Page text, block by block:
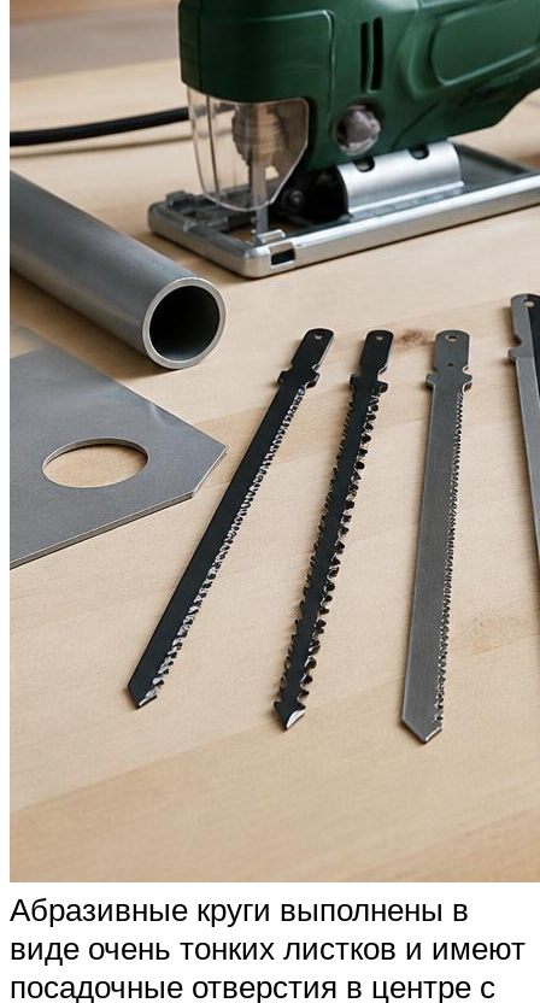
Абразивные круги выполнены в
виде очень тонких листков и имеют
посадочные отверстия в центре с